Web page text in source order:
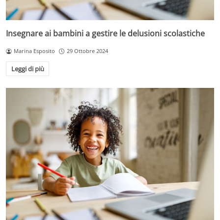
Insegnare ai bambini a gestire le delusioni scolastiche
Marina Esposito 29 Ottobre 2024
Leggi di più